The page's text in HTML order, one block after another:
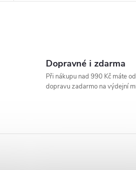
Dopravné i zdarma
Při nákupu nad 990 Kč máte
dopravu zadarmo na výdejní